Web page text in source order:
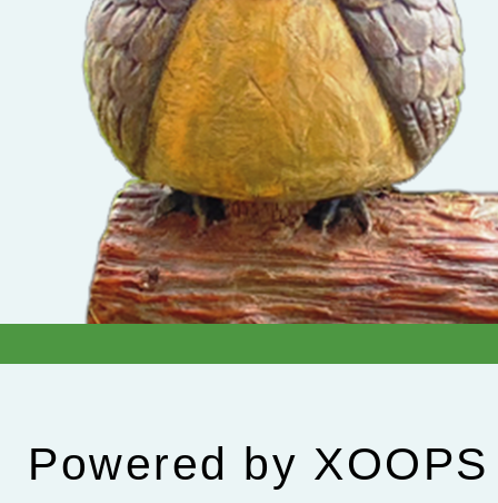
Powered by XOOPS